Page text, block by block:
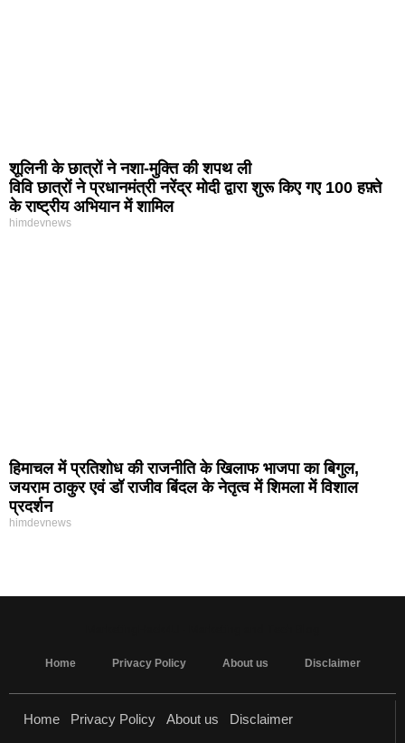
शूलिनी के छात्रों ने नशा-मुक्ति की शपथ ली
विवि छात्रों ने प्रधानमंत्री नरेंद्र मोदी द्वारा शुरू किए गए 100 हफ़्ते
के राष्ट्रीय अभियान में शामिल
himdevnews
हिमाचल में प्रतिशोध की राजनीति के खिलाफ भाजपा का बिगुल,
जयराम ठाकुर एवं डॉ राजीव बिंदल के नेतृत्व में शिमला में विशाल
प्रदर्शन
himdevnews
Home Privacy Policy About us Disclaimer
Home Privacy Policy About us Disclaimer